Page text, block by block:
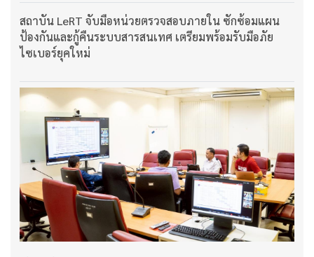
สถาบัน LeRT จับมือหน่วยตรวจสอบภายใน ซักซ้อมแผน
ป้องกันและกู้คืนระบบสารสนเทศ เตรียมพร้อมรับมือภัย
ไซเบอร์ยุคใหม่